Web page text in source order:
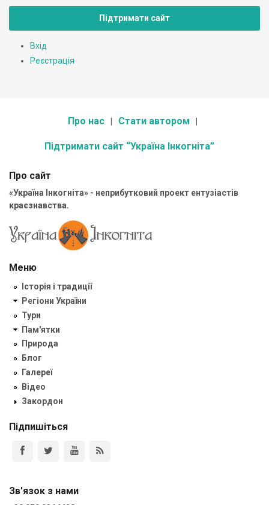
Підтримати сайт
Вхід
Реєстрація
Про нас Стати автором
Підтримати сайт “Україна Інкогніта”
Про сайт
«Україна Інкогніта» - неприбутковий проект ентузіастів
краєзнавства.
Меню
Історія і традиції
Регіони України
Тури
Пам'ятки
Природа
Блог
Галереї
Відео
Закордон
Підпишіться
Зв'язок з нами